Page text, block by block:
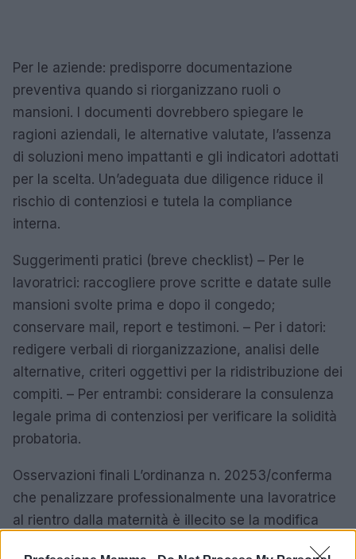
Per le aziende: predisporre documentazione
preventiva quando si riorganizzano ruoli o
mansioni. I documenti dovrebbero spiegare le
ragioni aziendali, le alternative valutate, l’assenza
di soluzioni meno impattanti e gli indicatori adottati
per la scelta. Un’adeguata due diligence riduce il
rischio di contenziosi e tutela la compliance
interna.
Suggerimenti pratici (breve checklist) – Per le
lavoratrici: raccogliere prove scritte e datate sulle
mansioni svolte prima e dopo il congedo;
conservare mail, report e testimoni. – Per i datori:
redigere verbali di riorganizzazione, analisi delle
alternative, criteri oggettivi per la ridistribuzione dei
compiti. – Per entrambi: considerare la consulenza
legale prima di contenziosi per verificare la solidità
probatoria.
Osservazioni finali L’ordinanza n. 20253/conferma
che penalizzare professionalmente una lavoratrice
al rientro dalla maternità è illecito se la modifica